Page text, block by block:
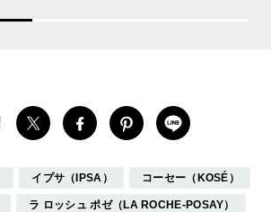
イプサ（IPSA） コーセー（KOSÉ）
ラ ロッシュ ポゼ（LA ROCHE-POSAY）